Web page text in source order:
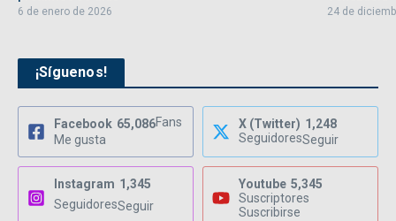
6 de enero de 2026 24 de
¡Síguenos!
Facebook 65,086Fans
Me gusta
X (Twitter) 1,248
SeguidoresSeguir
Instagram 1,345
SeguidoresSeguir
Youtube 5,345
Suscriptores
Suscribirse